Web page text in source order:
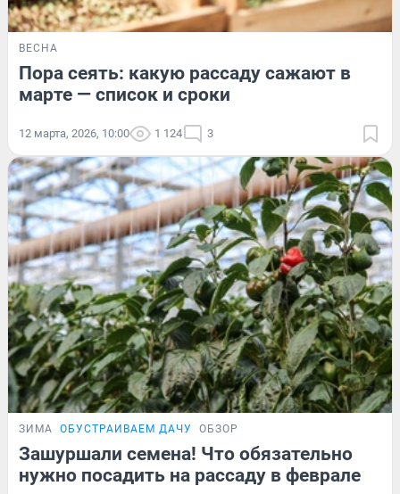
ВЕСНА
Пора сеять: какую рассаду сажают в
марте — список и сроки
12 марта, 2026, 10:00 1 124 3
ЗИМА ОБУСТРАИВАЕМ ДАЧУ ОБЗОР
Зашуршали семена! Что обязательно
нужно посадить на рассаду в феврале